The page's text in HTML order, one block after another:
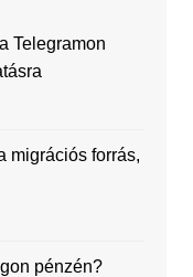
Telegramon
migrációs forrás,
pénzén?